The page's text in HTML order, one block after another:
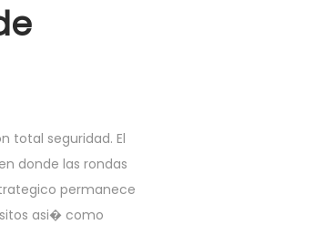
total seguridad. El
donde las rondas
permanece
asi� como